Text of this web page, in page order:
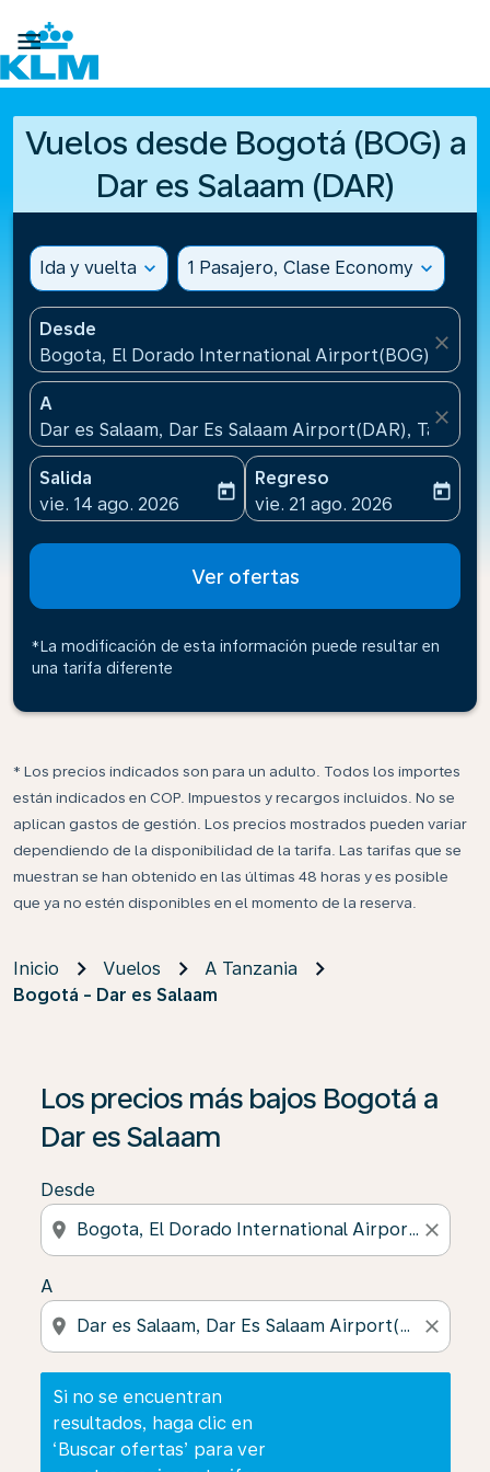

Vuelos desde Bogotá (BOG) a
Dar es Salaam (DAR)
Ida y vuelta expand_more 1 Pasajero, Clase Economy expand_more
Desde
Bogota, El Dorado International Airport(BOG),
close
A
Dar es Salaam, Dar Es Salaam Airport(DAR),
close
Salida
fc-booking-departure-date-aria-label
vie. 14 ago. 2026
today
Regreso
fc-booking-return-date-
vie. 21 ago. 2026
today
Ver ofertas
*La modificación de esta información puede resultar en
una tarifa diferente
* Los precios indicados son para un adulto. Todos los importes
están indicados en COP. Impuestos y recargos incluidos. No se
aplican gastos de gestión. Los precios mostrados pueden variar
dependiendo de la disponibilidad de la tarifa. Las tarifas que se
muestran se han obtenido en las últimas 48 horas y es posible
que ya no estén disponibles en el momento de la reserva.
Inicio Vuelos
A Tanzania
Bogotá - Dar es Salaam
Los precios más bajos Bogotá a
Dar es Salaam
Desde
location_on close
A
location_on close
Si no se encuentran
resultados, haga clic en
‘Buscar ofertas’ para ver
Si no se encuentran resultados, haga clic en ‘Buscar